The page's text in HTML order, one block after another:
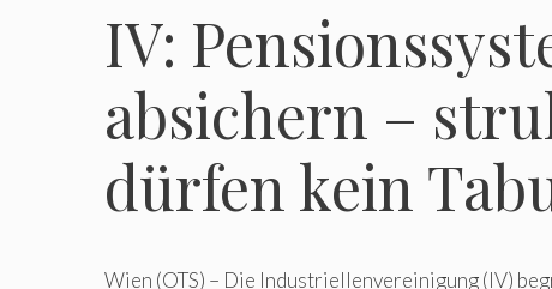
IV:
absichern –
dürfen kein
Wien (OTS) – Die Industriellenvereinigung (IV)